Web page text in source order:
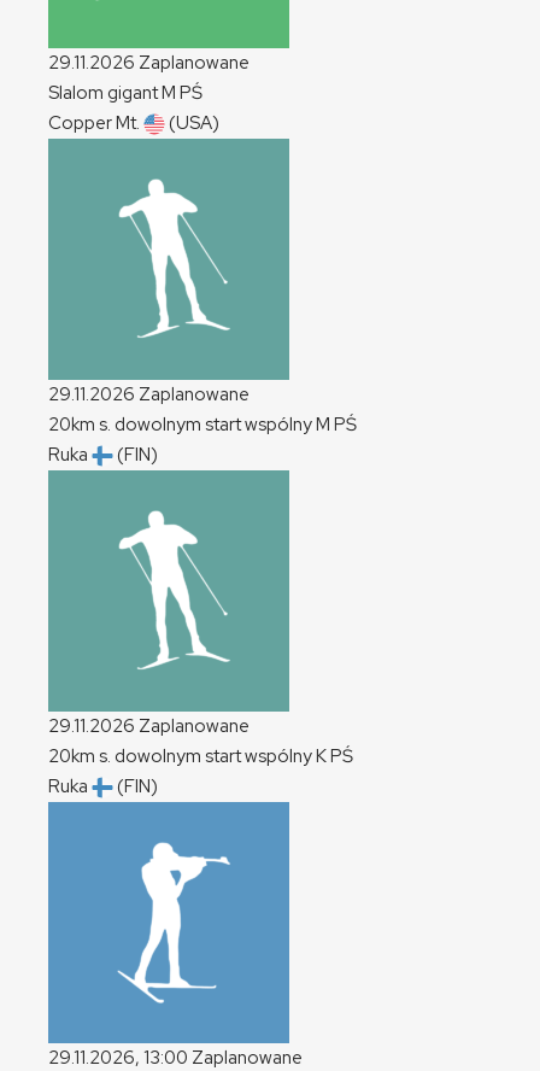
29.11.2026 Zaplanowane
Slalom gigantM PŚ
Copper Mt.
(USA)
29.11.2026 Zaplanowane
20km s. dowolnym start wspólnyM PŚ
Ruka
(FIN)
29.11.2026 Zaplanowane
20km s. dowolnym start wspólnyKPŚ
Ruka
(FIN)
29.11.2026, 13:00 Zaplanowane